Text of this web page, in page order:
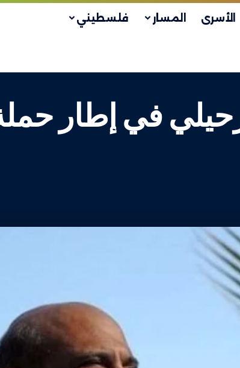
الأسرى المسار فلسطيني
في إطار